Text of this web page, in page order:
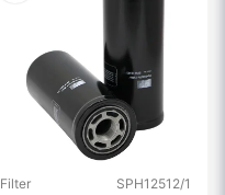
Filter SPH12512/1